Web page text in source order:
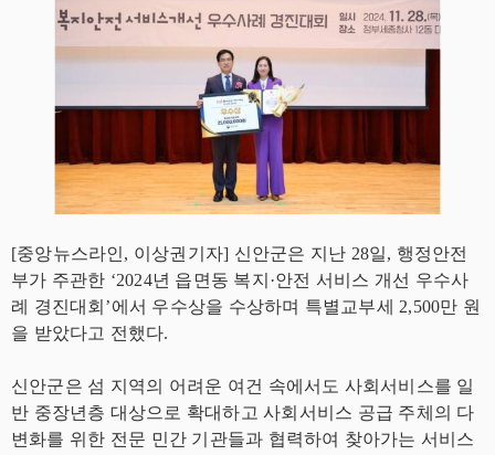
[중앙뉴스라인, 이상권기자] 신안군은 지난 28일, 행정안전
부가 주관한 ‘2024년 읍면동 복지·안전 서비스 개선 우수사
례 경진대회’에서 우수상을 수상하며 특별교부세 2,500만 원
을 받았다고 전했다.
신안군은 섬 지역의 어려운 여건 속에서도 사회서비스를 일
반 중장년층 대상으로 확대하고 사회서비스 공급 주체의 다
변화를 위한 전문 민간 기관들과 협력하여 찾아가는 서비스